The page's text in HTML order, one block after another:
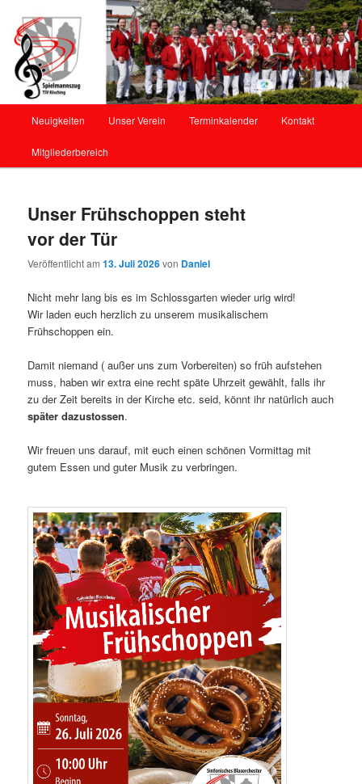
Spielmannszug Kösching
Offizielle Webseite des Spielmannszug Kösching
Zum
Inhalt
Zum
sekundären
wechseln
Neuigkeiten Unser Verein Terminkalender Kontakt
Mitgliederbereich
Unser Frühschoppen steht
vor der Tür
Veröffentlicht am13. Juli 2026von Daniel
Nicht mehr lang bis es im Schlossgarten wieder urig wird!
Wir laden euch herzlich zu unserem musikalischem
Frühschoppen ein.
Damit niemand ( außer uns zum Vorbereiten) so früh aufstehen
muss, haben wir extra eine recht späte Uhrzeit gewählt, falls ihr
zu der Zeit bereits in der Kirche etc. seid, könnt ihr natürlich auch
später dazustossen.
Wir freuen uns darauf, mit euch einen schönen Vormittag mit
gutem Essen und guter Musik zu verbringen.